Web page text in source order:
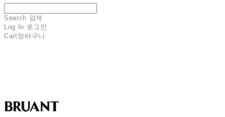
Search 검색
Log In 로그인
Cart장바구니